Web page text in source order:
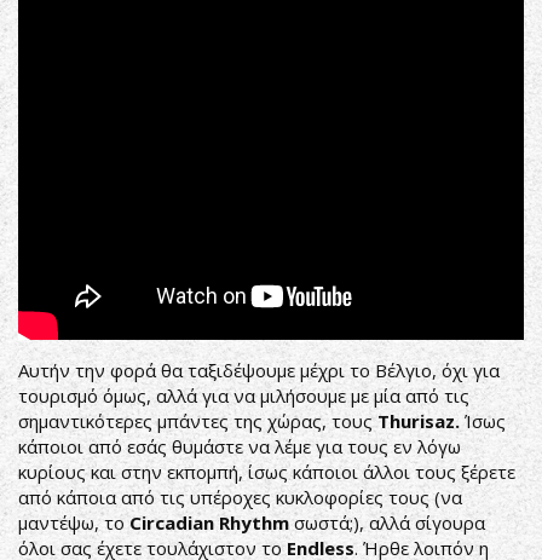
Αυτήν την φορά θα ταξιδέψουμε μέχρι το Βέλγιο, όχι για
τουρισμό όμως, αλλά για να μιλήσουμε με μία από τις
σημαντικότερες μπάντες της χώρας, τουςThurisaz. Ίσως
κάποιοι από εσάς θυμάστε να λέμε για τους εν λόγω
κυρίους και στην εκπομπή, ίσως κάποιοι άλλοι τους ξέρετε
από κάποια από τις υπέροχες κυκλοφορίες τους (να
μαντέψω, τοCircadian Rhythmσωστά;), αλλά σίγουρα
όλοι σας έχετε τουλάχιστον τοEndless. Ήρθε λοιπόν η